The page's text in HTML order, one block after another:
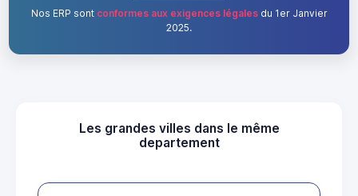
Nos ERP sont conformes aux exigences légalesdu 1er Janvier
2025.
Les grandes villes dans le même
departement